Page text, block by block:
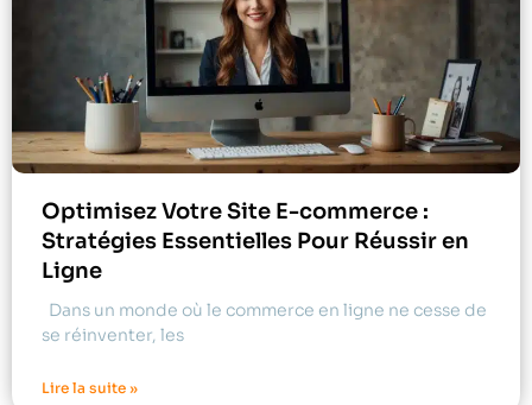
Optimisez Votre Site E-commerce :
Stratégies Essentielles Pour Réussir en
Ligne
Dans un monde où le commerce en ligne ne cesse de
se réinventer, les
Lire la suite »